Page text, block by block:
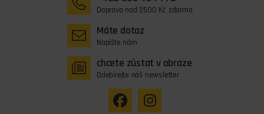
Doprava nad 2500 Kč zdarma
Máte dotaz
Napište nám
chcete zůstat v obraze
Odebírejte náš newsletter